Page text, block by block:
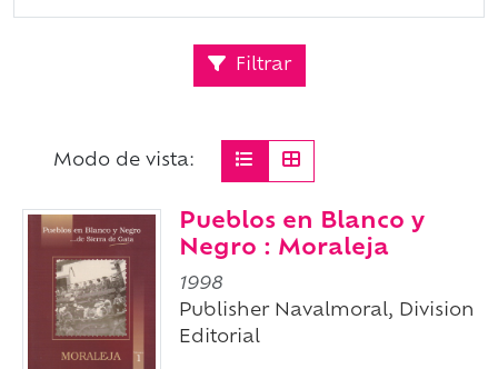
Filtrar
Modo de vista:
Pueblos en Blanco y
Negro : Moraleja
1998
Publisher Navalmoral, Division
Editorial